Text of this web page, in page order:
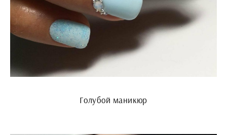
Голубой маникюр